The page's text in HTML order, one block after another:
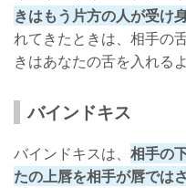
きはもう片方の人が受け
れてきたときは、相手の
きはあなたの舌を入れる
バインドキス
バインドキスは、 相手の
たの上唇を相手が唇では